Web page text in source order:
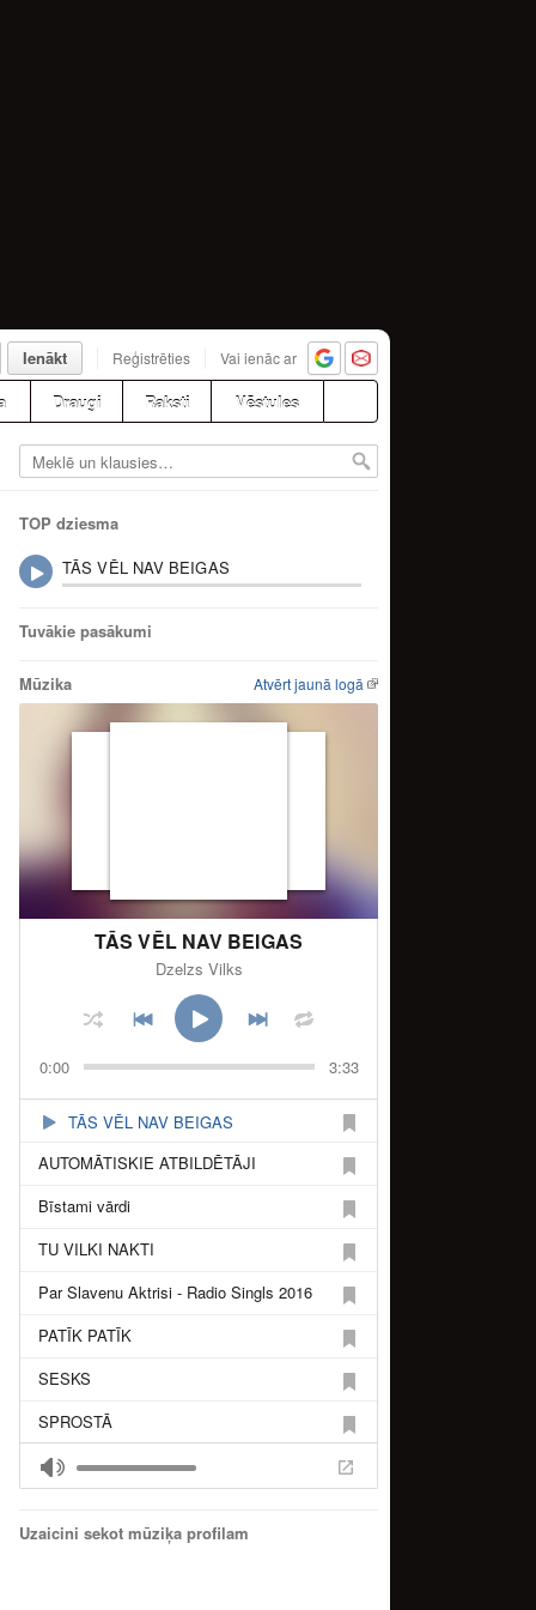
Ienākt Reģistrēties Vai ienāc ar
Draugi Raksti Vēstules
TOP dziesma
TĀS VĒL NAV BEIGAS
Tuvākie pasākumi
Atvērt jaunā logā
Mūzika
TĀS VĒL NAV BEIGAS
Dzelzs Vilks
0:00 3:33
TĀS VĒL NAV BEIGAS
AUTOMĀTISKIE ATBILDĒTĀJI
Bīstami vārdi
TU VILKI NAKTI
Par Slavenu Aktrisi - Radio Singls 2016
PATĪK PATĪK
SESKS
SPROSTĀ
SAITES SOCIĀLAS
AIZLIEGUMI LIKUMI
Uzaicini sekot mūziķa profilam